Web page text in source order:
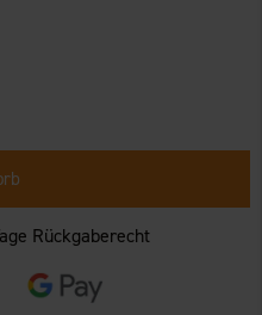
Rückgaberecht